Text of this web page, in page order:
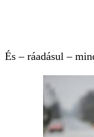
És – ráadásul –